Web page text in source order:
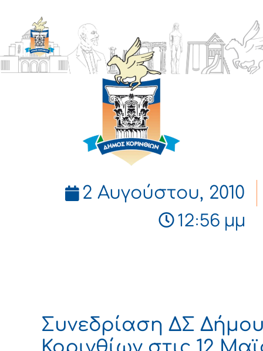
ΔΗΜΟΣ
ΚΟΡΙΝΘΙΩΝ
2 Αυγούστου, 2010
12:56 μμ
Συνεδρίαση ΔΣ